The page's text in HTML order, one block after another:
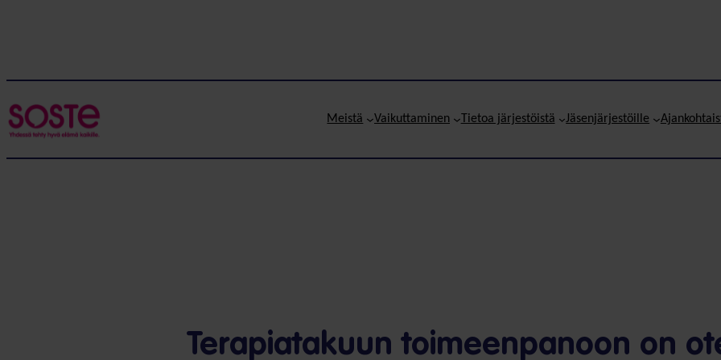
Meistä Vaikuttaminen Tietoa järjestöistä Jäsenjärjestöille
Terapiatakuun toimeenpanoon on